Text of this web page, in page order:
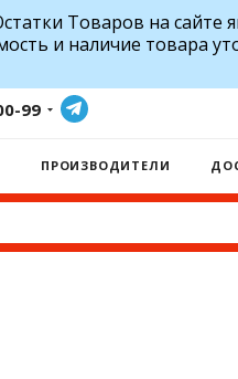
Товаров на сайте
и наличие товара
99
ПРОИЗВОДИТЕЛИ